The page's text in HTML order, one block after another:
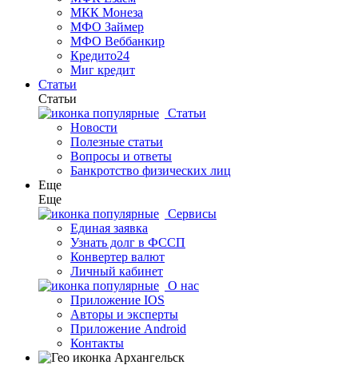
МКК Монеза
МФО Займер
МФО Веббанкир
Кредито24
Миг кредит
Статьи
Статьи
Статьи
Новости
Полезные статьи
Вопросы и ответы
Банкротство физических лиц
Еще
Еще
Сервисы
Единая заявка
Узнать долг в ФССП
Конвертер валют
Личный кабинет
О нас
Приложение IOS
Авторы и эксперты
Приложение Android
Контакты
Архангельск